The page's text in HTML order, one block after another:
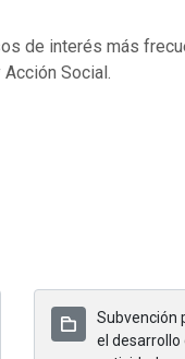
de interés más
Social.
Subvención
el desarrollo